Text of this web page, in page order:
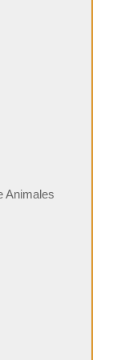
Animales